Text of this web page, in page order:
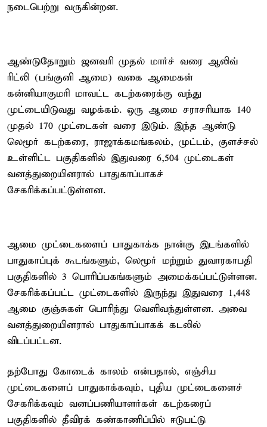
நடைபெற்று வருகின்றன.
ஆண்டுதோறும் ஜனவரி முதல் மார்ச் வரை ஆலிவ்
ரிட்லி (பங்குனி ஆமை) வகை ஆமைகள்
கன்னியாகுமரி மாவட்ட கடற்கரைக்கு வந்து
முட்டையிடுவது வழக்கம். ஒரு ஆமை சராசரியாக 140
முதல் 170 முட்டைகள் வரை இடும். இந்த ஆண்டு
லெமூர் கடற்கரை, ராஜாக்கமங்கலம், முட்டம், குளச்சல்
உள்ளிட்ட பகுதிகளில் இதுவரை 6,504 முட்டைகள்
வனத்துறையினரால் பாதுகாப்பாகச்
சேகரிக்கப்பட்டுள்ளன.
ஆமை முட்டைகளைப் பாதுகாக்க நான்கு இடங்களில்
பாதுகாப்புக் கூடங்களும், லெமூர் மற்றும் துவாரகாபதி
பகுதிகளில் 3 பொரிப்பகங்களும் அமைக்கப்பட்டுள்ளன.
சேகரிக்கப்பட்ட முட்டைகளில் இருந்து இதுவரை 1,448
ஆமை குஞ்சுகள் பொரிந்து வெளிவந்துள்ளன. அவை
வனத்துறையினரால் பாதுகாப்பாகக் கடலில்
விடப்பட்டன.
தற்போது கோடைக் காலம் என்பதால், எஞ்சிய
முட்டைகளைப் பாதுகாக்கவும், புதிய முட்டைகளைச்
சேகரிக்கவும் வனப்பணியாளர்கள் கடற்கரைப்
பகுதிகளில் தீவிரக் கண்காணிப்பில் ஈடுபட்டு